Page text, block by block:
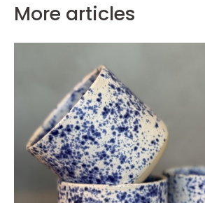
More articles